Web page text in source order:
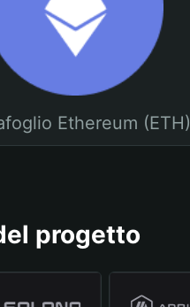
Ethereum (ETH)
progetto